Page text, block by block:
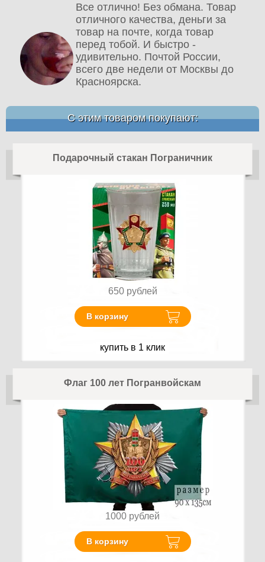
Все отлично! Без обмана. Товар
отличного качества, деньги за
товар на почте, когда товар
перед тобой. И быстро -
удивительно. Почтой России,
всего две недели от Москвы до
Красноярска.
С этим товаром покупают:
Подарочный стакан Пограничник
650 рублей
В корзину
купить в 1 клик
Флаг 100 лет Погранвойскам
1000 рублей
В корзину